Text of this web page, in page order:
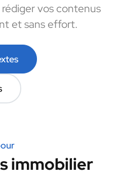
vos contenus
et sans effort.
immobilier